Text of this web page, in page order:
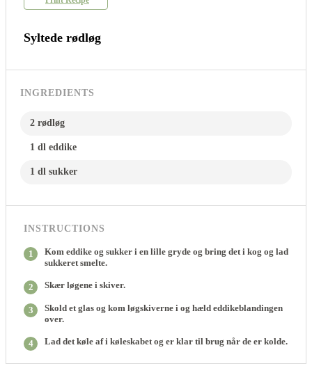
Syltede rødløg
INGREDIENTS
2 rødløg
1 dl eddike
1 dl sukker
INSTRUCTIONS
1
Kom eddike og sukker i en lille gryde og bring det i kog og lad
sukkeret smelte.
2 Skær løgene i skiver.
3
Skold et glas og kom løgskiverne i og hæld eddikeblandingen
over.
4 Lad det køle af i køleskabet og er klar til brug når de er kolde.